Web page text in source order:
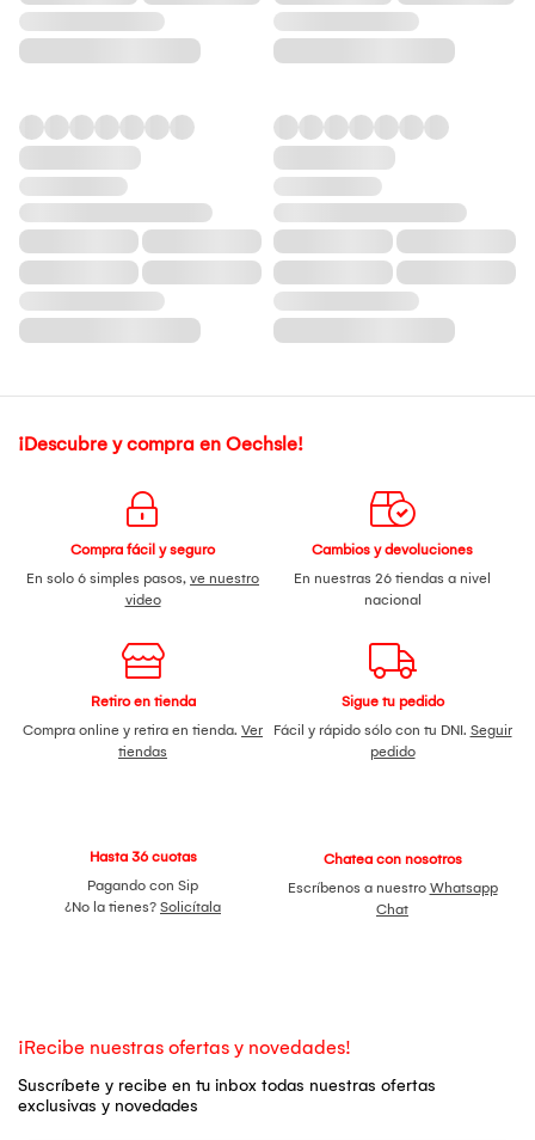
¡Descubre y compra en Oechsle!
Compra fácil y seguro
En solo 6 simples pasos, ve nuestro
video
Cambios y devoluciones
En nuestras 26 tiendas a nivel
nacional
Retiro en tienda
Compra online y retira en tienda. Ver
tiendas
Sigue tu pedido
Fácil y rápido sólo con tu DNI. Seguir
pedido
Hasta 36 cuotas
Pagando con Sip
¿No la tienes? Solicítala
Chatea con nosotros
Escríbenos a nuestro Whatsapp
Chat
¡Recibe nuestras ofertas y novedades!
Suscríbete y recibe en tu inbox todas nuestras ofertas
exclusivas y novedades